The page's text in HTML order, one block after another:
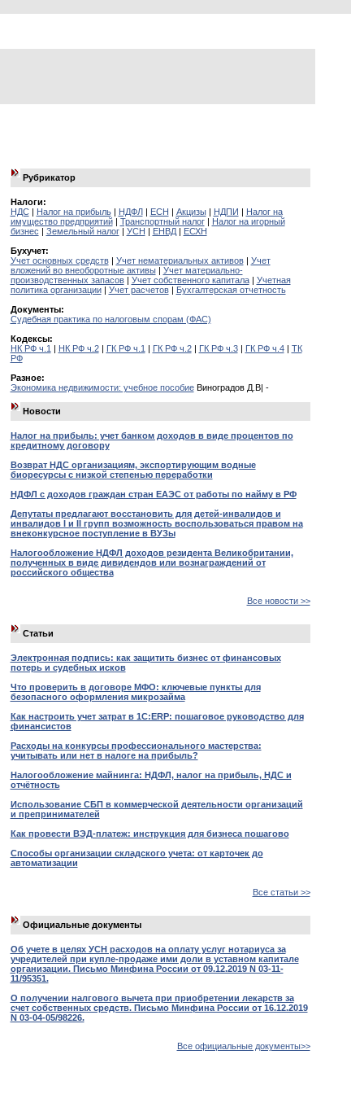
Рубрикатор
Налоги:
НДС| Налог на прибыль| НДФЛ| ЕСН | Акцизы| НДПИ | Налог на
имущество предприятий| Транспортный налог| Налог на игорный
бизнес | Земельный налог| УСН | ЕНВД| ЕСХН
Бухучет:
Учет основных средств| Учет нематериальных активов| Учет
вложений во внеоборотные активы| Учет материально-
производственных запасов| Учет собственного капитала| Учетная
политика организации| Учет расчетов| Бухгалтерская отчетность
Документы:
Судебная практика по налоговым спорам (ФАС)
Кодексы:
НК РФ ч.1 | НК РФ ч.2| ГК РФ ч.1 | ГК РФ ч.2| ГК РФ ч.3| ГК РФ ч.4| ТК
РФ
Разное:
Экономика недвижимости: учебное пособиеВиноградов Д.В| -
Новости
Налог на прибыль: учет банком доходов в виде процентов по
кредитному договору
Возврат НДС организациям, экспортирующим водные
биоресурсы с низкой степенью переработки
НДФЛ с доходов граждан стран ЕАЭС от работы по найму в РФ
Депутаты предлагают восстановить для детей-инвалидов и
инвалидов I и II групп возможность воспользоваться правом на
внеконкурсное поступление в ВУЗы
Налогообложение НДФЛ доходов резидента Великобритании,
полученных в виде дивидендов или вознаграждений от
российского общества
Все новости >>
Статьи
Электронная подпись: как защитить бизнес от финансовых
потерь и судебных исков
Что проверить в договоре МФО: ключевые пункты для
безопасного оформления микрозайма
Как настроить учет затрат в 1С:ERP: пошаговое руководство для
финансистов
Расходы на конкурсы профессионального мастерства:
учитывать или нет в налоге на прибыль?
Налогообложение майнинга: НДФЛ, налог на прибыль, НДС и
отчётность
Использование СБП в коммерческой деятельности организаций
и препринимателей
Как провести ВЭД-платеж: инструкция для бизнеса пошагово
Способы организации складского учета: от карточек до
автоматизации
Все статьи >>
Официальные документы
Об учете в целях УСН расходов на оплату услуг нотариуса за
учредителей при купле-продаже ими доли в уставном капитале
организации. Письмо Минфина России от 09.12.2019 N 03-11-
11/95351.
О получении налгового вычета при приобретении лекарств за
счет собственных средств. Письмо Минфина России от 16.12.2019
N 03-04-05/98226.
Все официальные документы>>